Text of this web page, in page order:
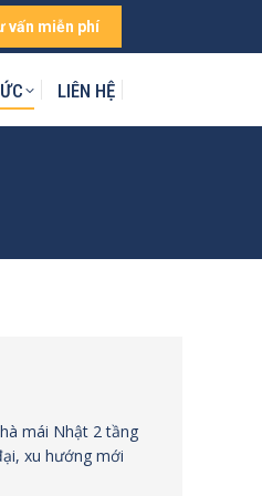
vấn miễn phí
LIÊN HỆ
mái Nhật 2 tầng
xu hướng mới